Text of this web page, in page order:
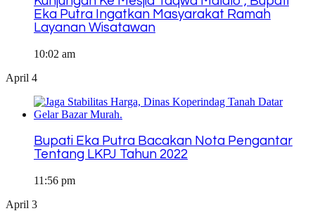
Eka Putra Ingatkan Masyarakat Ramah
Layanan Wisatawan
10:02 am
April 4
Bupati Eka Putra Bacakan Nota Pengantar
Tentang LKPJ Tahun 2022
11:56 pm
April 3